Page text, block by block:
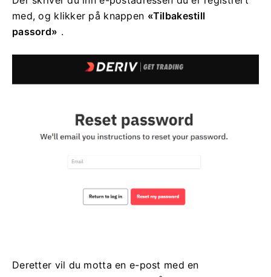
med, og klikker på knappen «Tilbakestill
passord» .
Deretter vil du motta en e-post med en